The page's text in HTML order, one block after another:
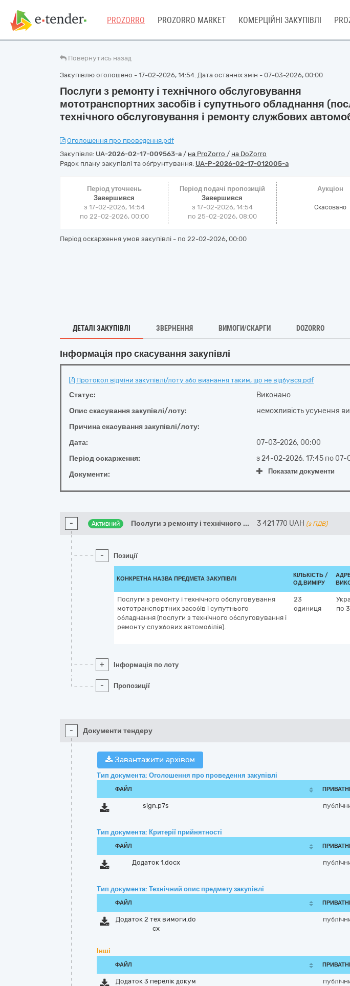
PROZORRO PROZORRO MARKET КОМЕРЦІЙНІ ЗАКУПІВЛІ
Повернутись назад
Закупівлю оголошено - 17-02-2026, 14:54. Дата останніх змін - 07-03-2026, 00:00
Послуги з ремонту і технічного обслуговування
мототранспортних засобів і супутнього обладнання
технічного обслуговування і ремонту службових
Оголошення про проведення.pdf
Закупівля: UA-2026-02-17-009563-a / на ProZorro / на DoZorro
Рядок плану закупівлі та обґрунтування: UA-P-2026-02-17-012005-a
Період уточнень
Завершився
з 17-02-2026, 14:54
по 22-02-2026, 00:00
Період подачі пропозицій
Завершився
з 17-02-2026, 14:54
по 25-02-2026, 08:00
Аукціон
Cкасовано
Період оскарження умов закупівлі - по 22-02-2026, 00:00
ДЕТАЛІ ЗАКУПІВЛІ ЗВЕРНЕННЯ ВИМОГИ/СКАРГИ DOZORRO
Інформація про скасування закупівлі
Протокол відміни закупівлі/лоту або визнання таким, що не відбувся.pdf
Статус:
Виконано
Опис скасування закупівлі/лоту:
неможливість усунення
Причина скасування закупівлі/лоту:
Дата:
07-03-2026, 00:00
Період оскарження:
з24-02-2026, 17:45 по07-
Документи:
Показати документи
- Активний Послуги з ремонту і технічного ... 3 421 770 UAH (з ПДВ)
- Позиції
КОНКРЕТНА НАЗВА ПРЕДМЕТА ЗАКУПІВЛІ
КІЛЬКІСТЬ /
ОД.ВИМІРУ
Послуги з ремонту і технічного обслуговування
мототранспортних засобів і супутнього
обладнання (послуги з технічного обслуговування і
ремонту службових автомобілів).
23
одиниця
по
+ Інформація по лоту
- Пропозиції
- Документи тендеру
Завантажити архівом
Тип документа: Оголошення про проведення закупівлі
ФАЙЛ
sign.p7s
Тип документа: Критерії прийнятності
ФАЙЛ
Додаток 1.docx
Тип документа: Технічний опис предмету закупівлі
ФАЙЛ
Додаток 2 тех вимоги.do
cx
Інші
ФАЙЛ
Додаток 3 перелік докум